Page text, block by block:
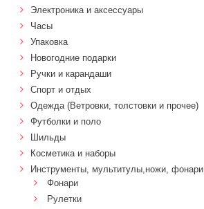
Электроника и аксессуары
Часы
Упаковка
Новогодние подарки
Ручки и карандаши
Спорт и отдых
Одежда (Ветровки, толстовки и прочее)
Футболки и поло
Шильды
Косметика и наборы
Инструменты, мультитулы,ножи, фонари
Фонари
Рулетки